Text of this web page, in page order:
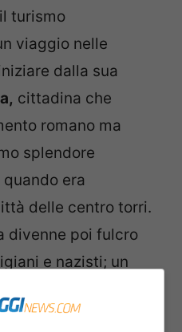
turismo
viaggio nelle
dalla sua
cittadina che
romano ma
splendore
era
delle centro torri.
divenne poi fulcro
e nazisti; un
grazie
che si trovano